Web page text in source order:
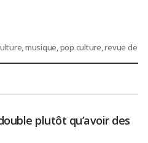
,musique,pop culture,revue de
plutôt qu’avoir des